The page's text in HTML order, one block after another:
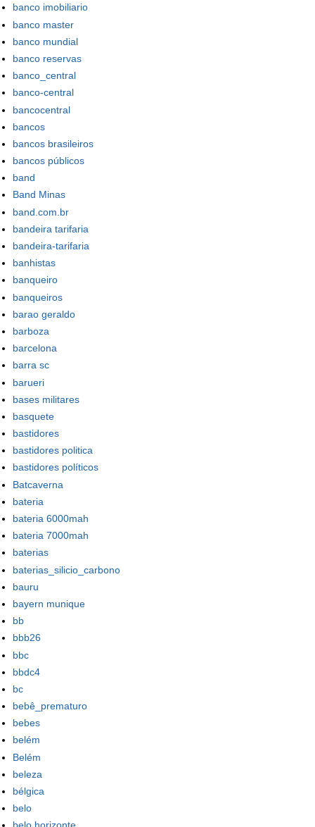
banco imobiliario
banco master
banco mundial
banco reservas
banco_central
banco-central
bancocentral
bancos
bancos brasileiros
bancos públicos
band
Band Minas
band.com.br
bandeira tarifaria
bandeira-tarifaria
banhistas
banqueiro
banqueiros
barao geraldo
barboza
barcelona
barra sc
barueri
bases militares
basquete
bastidores
bastidores politica
bastidores políticos
Batcaverna
bateria
bateria 6000mah
bateria 7000mah
baterias
baterias_silicio_carbono
bauru
bayern munique
bb
bbb26
bbc
bbdc4
bc
bebê_prematuro
bebes
belém
Belém
beleza
bélgica
belo